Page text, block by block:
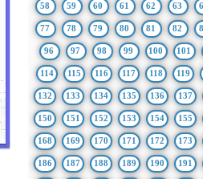
58 59 60 61 62 63
77 78 79 80 81 82
96 97 98 99 100 101
114 115 116 117 118 119
132 133 134 135 136 137
150 151 152 153 154 155
168 169 170 171 172 173
186 187 188 189 190 191